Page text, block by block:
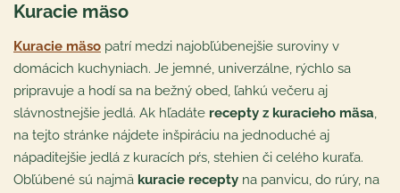
Kuracie mäso
Kuracie mäso patrí medzi najobľúbenejšie suroviny v
domácich kuchyniach. Je jemné, univerzálne, rýchlo sa
pripravuje a hodí sa na bežný obed, ľahkú večeru aj
slávnostnejšie jedlá. Ak hľadáte recepty z kuracieho mäsa,
na tejto stránke nájdete inšpiráciu na jednoduché aj
nápaditejšie jedlá z kuracích pŕs, stehien či celého kuraťa.
Obľúbené sú najmä kuracie recepty na panvicu, do rúry, na